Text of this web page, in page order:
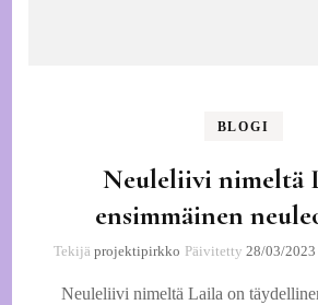
BLOGI
Neuleliivi nimeltä
ensimmäinen
Tekijä projektipirkko Päivitetty 28/03/2023
Neuleliivi nimeltä Laila on